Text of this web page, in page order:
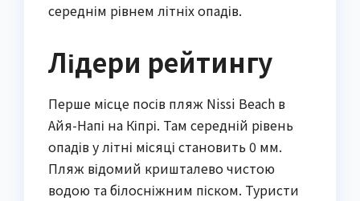
середнім рівнем літніх опадів.
Лідери рейтингу
Перше місце посів пляж Nissi Beach в
Айя-Напі на Кіпрі. Там середній рівень
опадів у літні місяці становить 0 мм.
Пляж відомий кришталево чистою
водою та білосніжним піском. Туристи